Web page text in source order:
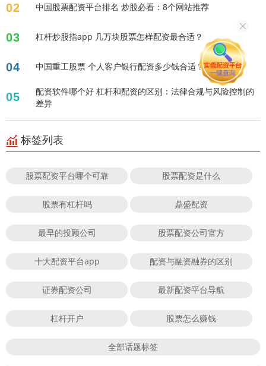
02 中国股票配资平台排名 炒股必看：8个网站推荐
03 杠杆炒股指app 几万块股票怎样配资最合适？
04 中国重工股票 个人客户银行配资多少钱合适？
05
配资软件哪个好 杠杆和配资的区别：法律合规与风险控制的
差异
标签列表
股票配资平台哪个可靠 股票配资是什么
股票有杠杆吗 鼎盛配资
最早的投顾公司 股票配资公司官方
十大配资平台app 配资与融资融券的区别
证券配资公司 最新配资平台导航
杠杆开户 股票怎么赚钱
全部话题标签